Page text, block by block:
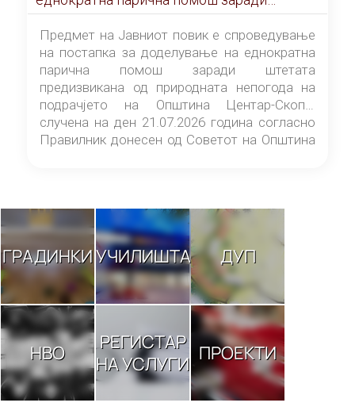
штетата предизвикана од природната
непогода на подрачјето на Општина
Центар-Скопје случена на ден 21.07.2026
година
Предмет на Јавниот повик е спроведување
на постапка за доделување на еднократна
парична помош заради штетата
предизвикана од природната непогода на
подрачјето на Општина Центар-Скопје
случена на ден 21.07.2026 година согласно
Правилник донесен од Советот на Општина
ГРАДИНКИУЧИЛИШТА ДУП
НВО
РЕГИСТАР
НА УСЛУГИ ПРОЕКТИ